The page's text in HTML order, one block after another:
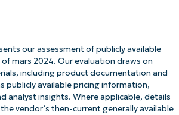
our assessment of publicly available
mars 2024. Our evaluation draws on
including product documentation and
publicly available pricing information,
analyst insights. Where applicable, details
vendor’s then-current generally available